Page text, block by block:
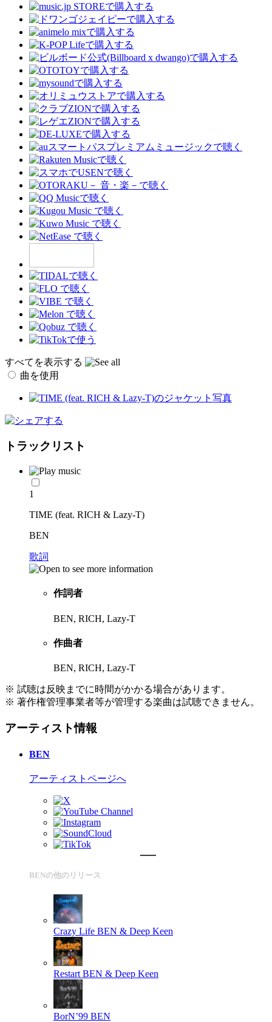
すべてを表示する
曲を使用
トラックリスト
1
TIME (feat. RICH & Lazy-T)
BEN
歌詞
作詞者
BEN, RICH, Lazy-T
作曲者
BEN, RICH, Lazy-T
※ 試聴は反映までに時間がかかる場合があります。
※ 著作権管理事業者等が管理する楽曲は試聴できません。
アーティスト情報
BEN
アーティストページへ
BENの他のリリース
Crazy Life BEN & Deep Keen
Restart BEN & Deep Keen
BorN’99 BEN